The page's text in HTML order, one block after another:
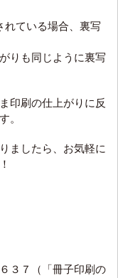
れている場合、裏写
りも同じように裏写
印刷の仕上がりに反
。
ましたら、お気軽に
３７（「冊子印刷の